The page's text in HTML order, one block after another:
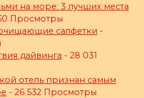
на море: 3 лучших места
Просмотры
салфетки -
дайвинга - 28 031
отель признан самым
- 26 532 Просмотры